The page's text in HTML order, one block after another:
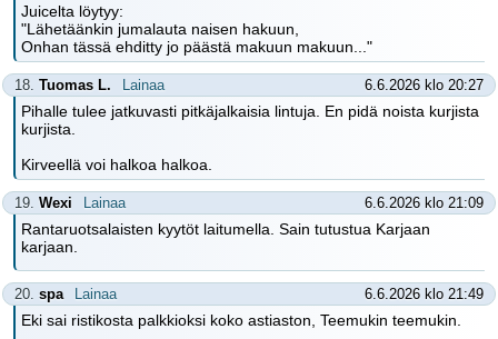
Juicelta löytyy:
"Lähetäänkin jumalauta naisen hakuun,
Onhan tässä ehditty jo päästä makuun makuun..."
18. Tuomas L. Lainaa 6.6.2026 klo 20:27
Pihalle tulee jatkuvasti pitkäjalkaisia lintuja. En pidä noista kurjista
kurjista.
Kirveellä voi halkoa halkoa.
19. Wexi Lainaa 6.6.2026 klo 21:09
Rantaruotsalaisten kyytöt laitumella. Sain tutustua Karjaan
karjaan.
20. spa Lainaa 6.6.2026 klo 21:49
Eki sai ristikosta palkkioksi koko astiaston, Teemukin teemukin.